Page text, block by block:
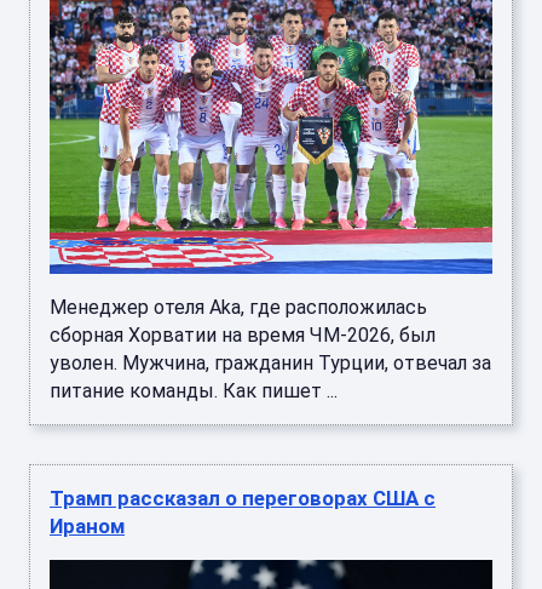
Менеджер отеля Aka, где расположилась
сборная Хорватии на время ЧМ-2026, был
уволен. Мужчина, гражданин Турции, отвечал за
питание команды. Как пишет ...
Трамп рассказал о переговорах США с
Ираном